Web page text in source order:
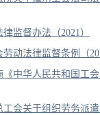
监督办法（2021）
动法律监督条例（
《中华人民共和国工
工会关于组织劳务派